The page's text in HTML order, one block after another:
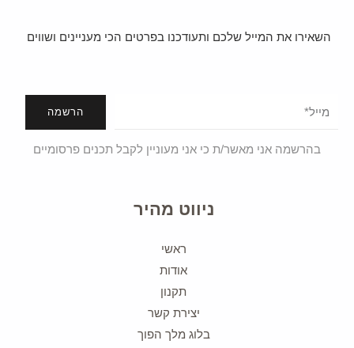
השאירו את המייל שלכם ותעודכנו בפרטים הכי מעניינים ושווים
הרשמה
בהרשמה אני מאשר/ת כי אני מעוניין לקבל תכנים פרסומיים
ניווט מהיר
ראשי
אודות
תקנון
יצירת קשר
בלוג מלך הפוך